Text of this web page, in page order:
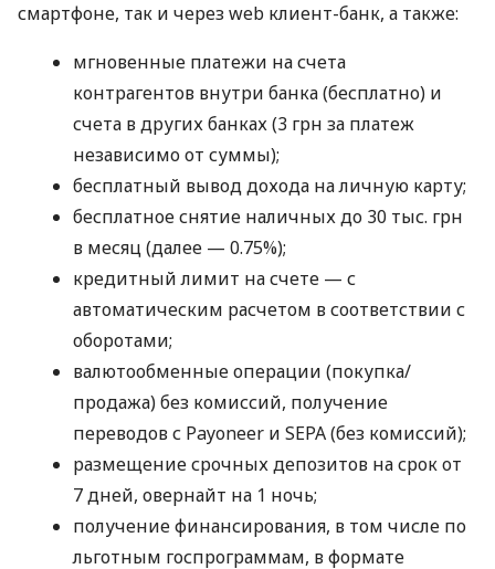
смартфоне, так и через web клиент-банк, а также:
мгновенные платежи на счета
контрагентов внутри банка (бесплатно) и
счета в других банках (3 грн за платеж
независимо от суммы);
бесплатный вывод дохода на личную карту;
бесплатное снятие наличных до 30 тыс. грн
в месяц (далее — 0.75%);
кредитный лимит на счете — с
автоматическим расчетом в соответствии с
оборотами;
валютообменные операции (покупка/
продажа) без комиссий, получение
переводов с Payoneer и SEPA (без комиссий);
размещение срочных депозитов на срок от
7 дней, овернайт на 1 ночь;
получение финансирования, в том числе по
льготным госпрограммам, в формате